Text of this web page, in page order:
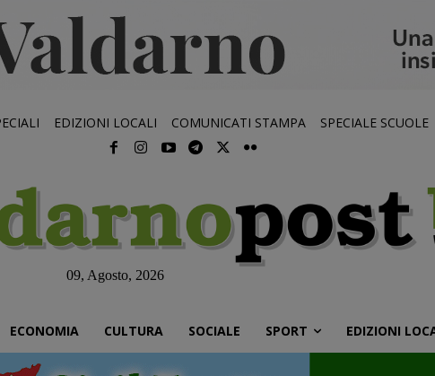
EDIZIONI LOCALI COMUNICATI STAMPA SPECIALE SCUOLE
09, Agosto, 2026
ECONOMIA CULTURA SOCIALE SPORT EDIZIONI